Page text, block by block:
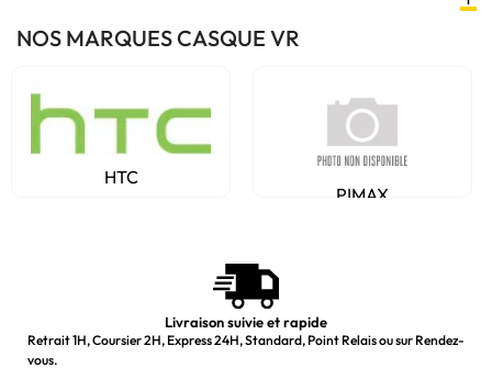
NOS MARQUES CASQUE VR
HTC
PIMAX
Livraison suivie et rapide
Retrait 1H, Coursier 2H, Express 24H, Standard, Point Relais ou sur Rendez-
vous.